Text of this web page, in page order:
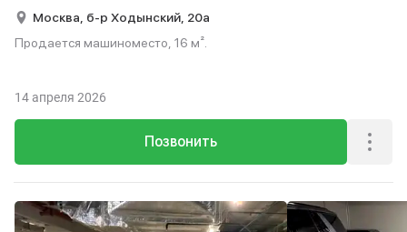
Москва, б-р Ходынский, 20а
Продается машиноместо, 16 м².
Позвонить
14 апреля 2026